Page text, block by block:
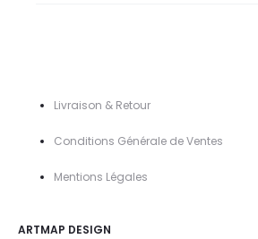
Livraison & Retour
Conditions Générale de Ventes
Mentions Légales
ARTMAP DESIGN